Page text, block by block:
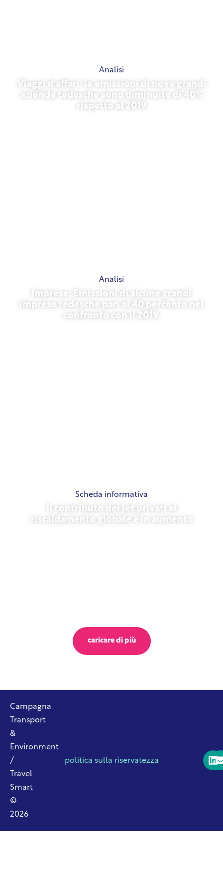
Analisi
Viaggi d'affari: le emissioni di nove grandi
aziende tedesche sono diminuite di 40%
rispetto al 2019
Analisi
Imprese: Emissioni di alcune grandi
imprese tedesche pari al 40 percento nel
confronto con il 2019.
Scheda informativa
Il contributo dei jet privati al
riscaldamento globale è in aumento
caricare di più
Campagna
Transport
&
Environment
/
Travel
Smart
©
2026
politica sulla riservatezza